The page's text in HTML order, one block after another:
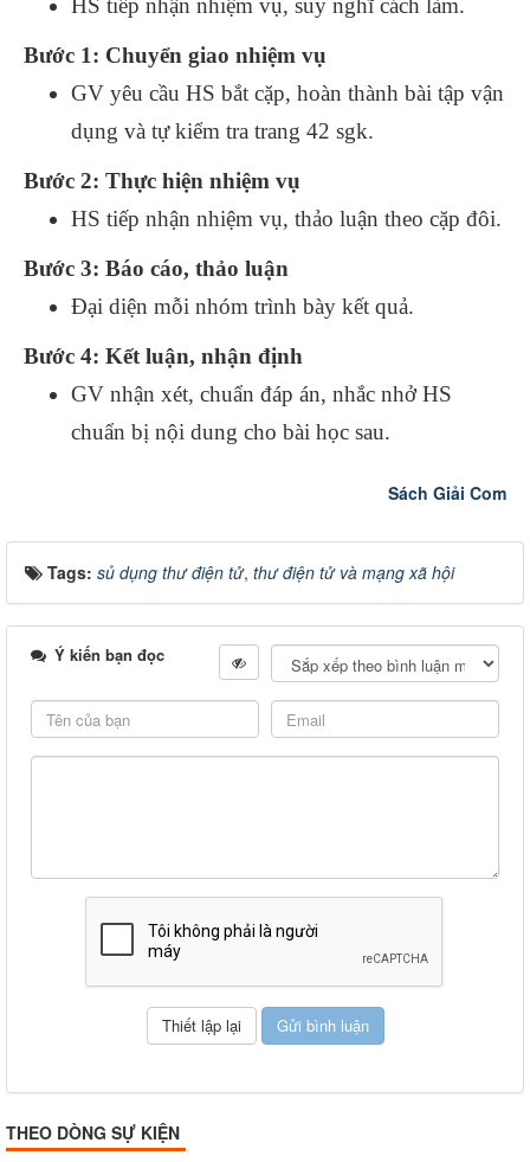
HS tiếp nhận nhiệm vụ, suy nghĩ cách làm.
Bước 1: Chuyển giao nhiệm vụ
GV yêu cầu HS bắt cặp, hoàn thành bài tập vận
dụng và tự kiểm tra trang 42 sgk.
Bước 2: Thực hiện nhiệm vụ
HS tiếp nhận nhiệm vụ, thảo luận theo cặp đôi.
Bước 3: Báo cáo, thảo luận
Đại diện mỗi nhóm trình bày kết quả.
Bước 4: Kết luận, nhận định
GV nhận xét, chuẩn đáp án, nhắc nhở HS
chuẩn bị nội dung cho bài học sau.
Sách Giải Com
Tags: sủ dụng thư điện tử, thư điện tử và mạng xã hội
Ý kiến bạn đọc
THEO DÒNG SỰ KIỆN